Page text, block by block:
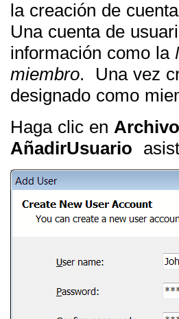
la creación de
Una cuenta de
información como la
miembro. Una vez
designado como
Haga clic en Archivo
AñadirUsuario